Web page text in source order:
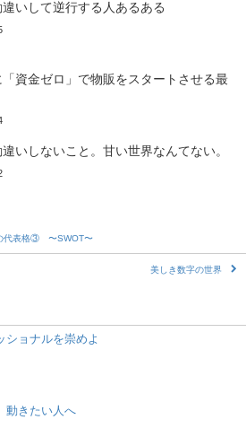
違いして逆行する人あるある
「資金ゼロ」で物販をスタートさせる最
違いしないこと。甘い世界なんてない。
代表格③ 〜SWOT〜
美しき数字の世界
ショナルを崇めよ
動きたい人へ